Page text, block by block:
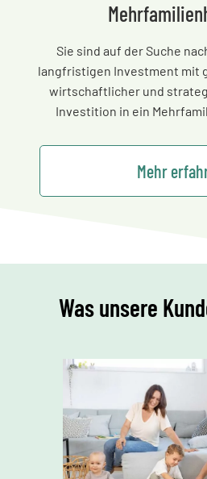
Sie sind auf der Suche
langfristigen Investment mit
wirtschaftlicher und
Investition in ein
Mehr
Was unsere